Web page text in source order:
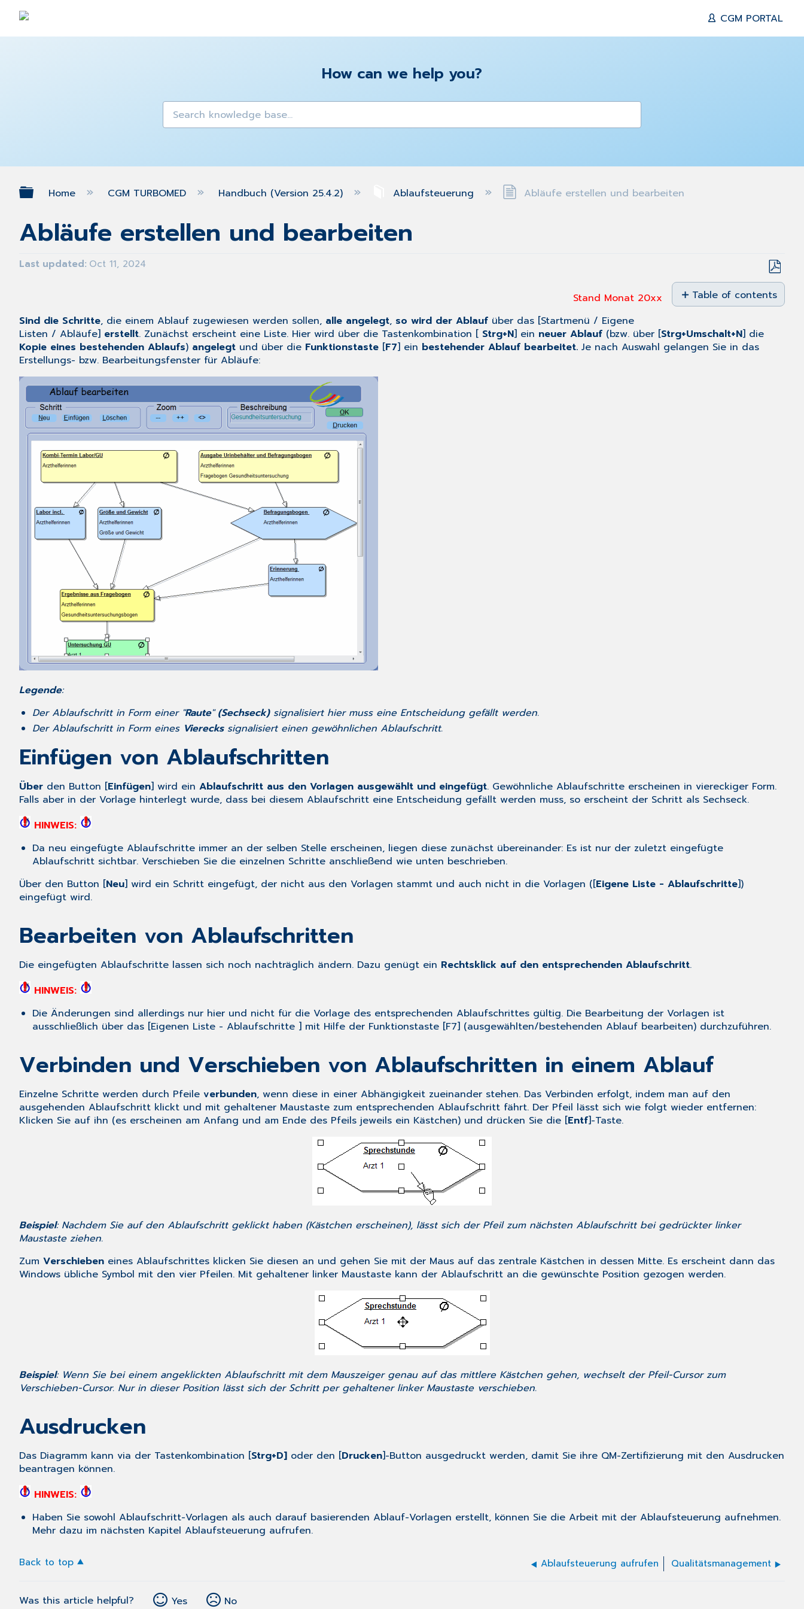
CGM PORTAL
How can we help you?
Expand/collapse global hierarchy
Home CGM TURBOMED Handbuch (Version 25.4.2) Ablaufsteuerung Abläufe erstellen und bearbeiten
Abläufe erstellen und bearbeiten
Last updated Oct 11, 2024
Save
as
PDF
Table of contents
Ablaufschritten
Bearbeiten
Stand Monat 20xx
Sind die Schritte, die einem Ablauf zugewiesen werden sollen, alle angelegt, so wird der Ablauf über das [Startmenü / Eigene
Listen / Abläufe] erstellt. Zunächst erscheint eine Liste. Hier wird über die Tastenkombination [ Strg+N] ein neuer Ablauf (bzw. über [Strg+Umschalt+N] die
Kopie eines bestehenden Ablaufs) angelegt und über die Funktionstaste [F7] ein bestehender Ablauf bearbeitet. Je nach Auswahl gelangen Sie in das
Erstellungs- bzw. Bearbeitungsfenster für Abläufe:
Legende:
Der Ablaufschritt in Form einer "Raute"(Sechseck) signalisiert hier muss eine Entscheidung gefällt werden.
Der Ablaufschritt in Form eines Vierecks signalisiert einen gewöhnlichen Ablaufschritt.
Einfügen von Ablaufschritten
Über den Button [Einfügen] wird ein Ablaufschritt aus den Vorlagen ausgewählt und eingefügt. Gewöhnliche Ablaufschritte erscheinen in viereckiger Form.
Falls aber in der Vorlage hinterlegt wurde, dass bei diesem Ablaufschritt eine Entscheidung gefällt werden muss, so erscheint der Schritt als Sechseck.
HINWEIS:
Da neu eingefügte Ablaufschritte immer an der selben Stelle erscheinen, liegen diese zunächst übereinander: Es ist nur der zuletzt eingefügte
Ablaufschritt sichtbar. Verschieben Sie die einzelnen Schritte anschließend wie unten beschrieben.
Über den Button [Neu] wird ein Schritt eingefügt, der nicht aus den Vorlagen stammt und auch nicht in die Vorlagen ([Eigene Liste - Ablaufschritte])
eingefügt wird.
Bearbeiten von Ablaufschritten
Die eingefügten Ablaufschritte lassen sich noch nachträglich ändern. Dazu genügt ein Rechtsklick auf den entsprechenden Ablaufschritt.
HINWEIS:
Die Änderungen sind allerdings nur hier und nicht für die Vorlage des entsprechenden Ablaufschrittes gültig. Die Bearbeitung der Vorlagen ist
ausschließlich über das [Eigenen Liste - Ablaufschritte ] mit Hilfe der Funktionstaste [F7] (ausgewählten/bestehenden Ablauf bearbeiten) durchzuführen.
Verbinden und Verschieben von Ablaufschritten in einem Ablauf
Einzelne Schritte werden durch Pfeile verbunden, wenn diese in einer Abhängigkeit zueinander stehen. Das Verbinden erfolgt, indem man auf den
ausgehenden Ablaufschritt klickt und mit gehaltener Maustaste zum entsprechenden Ablaufschritt fährt. Der Pfeil lässt sich wie folgt wieder entfernen:
Klicken Sie auf ihn (es erscheinen am Anfang und am Ende des Pfeils jeweils ein Kästchen) und drücken Sie die [Entf]-Taste.
Beispiel: Nachdem Sie auf den Ablaufschritt geklickt haben (Kästchen erscheinen), lässt sich der Pfeil zum nächsten Ablaufschritt bei gedrückter linker
Maustaste ziehen.
Zum Verschieben eines Ablaufschrittes klicken Sie diesen an und gehen Sie mit der Maus auf das zentrale Kästchen in dessen Mitte. Es erscheint dann das
Windows übliche Symbol mit den vier Pfeilen. Mit gehaltener linker Maustaste kann der Ablaufschritt an die gewünschte Position gezogen werden.
Beispiel: Wenn Sie bei einem angeklickten Ablaufschritt mit dem Mauszeiger genau auf das mittlere Kästchen gehen, wechselt der Pfeil-Cursor zum
Verschieben-Cursor. Nur in dieser Position lässt sich der Schritt per gehaltener linker Maustaste verschieben.
Ausdrucken
Das Diagramm kann via der Tastenkombination [Strg+D] oder den [Drucken]-Button ausgedruckt werden, damit Sie ihre QM-Zertifizierung mit den Ausdrucken
beantragen können.
HINWEIS:
Haben Sie sowohl Ablaufschritt-Vorlagen als auch darauf basierenden Ablauf-Vorlagen erstellt, können Sie die Arbeit mit der Ablaufsteuerung aufnehmen.
Mehr dazu im nächsten Kapitel Ablaufsteuerung aufrufen.
Back to top Ablaufsteuerung aufrufen Qualitätsmanagement
Was this article helpful? Yes No